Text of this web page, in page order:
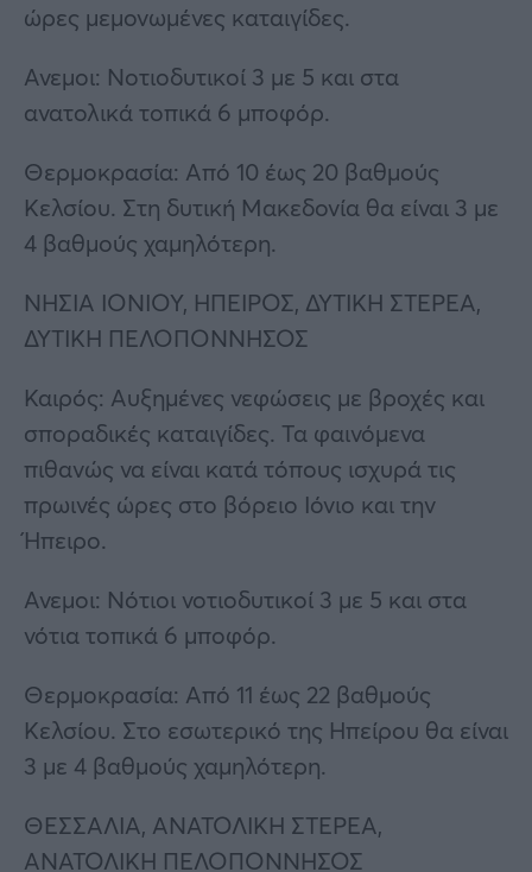
ώρες μεμονωμένες καταιγίδες.
Ανεμοι: Νοτιοδυτικοί 3 με 5 και στα
ανατολικά τοπικά 6 μποφόρ.
Θερμοκρασία: Από 10 έως 20 βαθμούς
Κελσίου. Στη δυτική Μακεδονία θα είναι 3 με
4 βαθμούς χαμηλότερη.
ΝΗΣΙΑ ΙΟΝΙΟΥ, ΗΠΕΙΡΟΣ, ΔΥΤΙΚΗ ΣΤΕΡΕΑ,
ΔΥΤΙΚΗ ΠΕΛΟΠΟΝΝΗΣΟΣ
Καιρός: Αυξημένες νεφώσεις με βροχές και
σποραδικές καταιγίδες. Τα φαινόμενα
πιθανώς να είναι κατά τόπους ισχυρά τις
πρωινές ώρες στο βόρειο Ιόνιο και την
Ήπειρο.
Ανεμοι: Νότιοι νοτιοδυτικοί 3 με 5 και στα
νότια τοπικά 6 μποφόρ.
Θερμοκρασία: Από 11 έως 22 βαθμούς
Κελσίου. Στο εσωτερικό της Ηπείρου θα είναι
3 με 4 βαθμούς χαμηλότερη.
ΘΕΣΣΑΛΙΑ, ΑΝΑΤΟΛΙΚΗ ΣΤΕΡΕΑ,
ΑΝΑΤΟΛΙΚΗ ΠΕΛΟΠΟΝΝΗΣΟΣ